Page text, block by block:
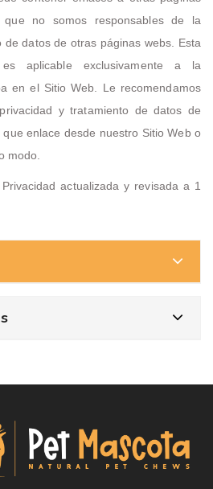
no somos responsables de la
de datos de otras páginas webs. Esta
aplicable exclusivamente a la
en el Sitio Web. Le recomendamos
y tratamiento de datos de
enlace desde nuestro Sitio Web o
modo.
actualizada y revisada a 1